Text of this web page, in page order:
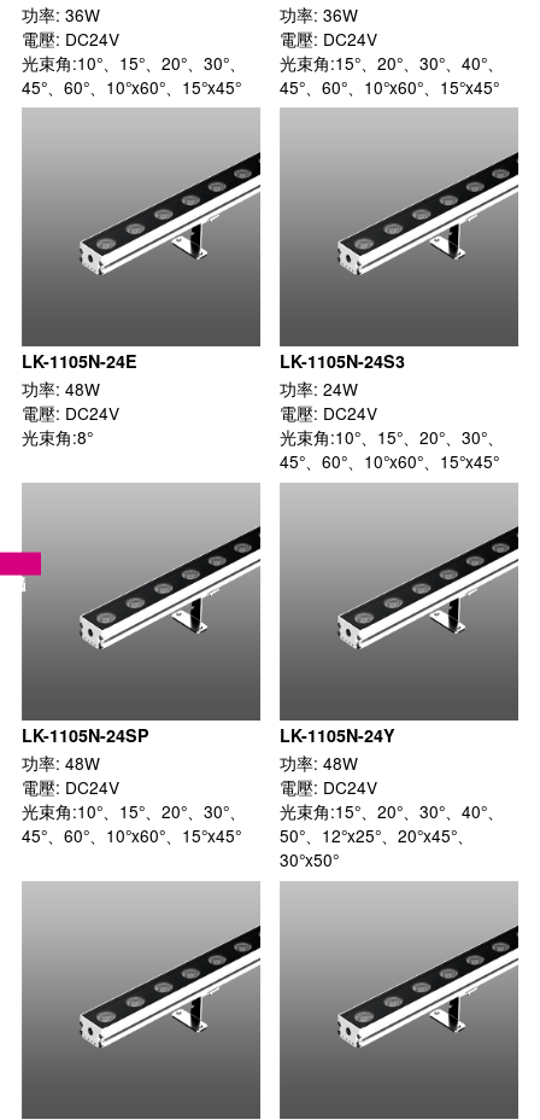
功率: 36W
電壓: DC24V
光束角:10°、15°、20°、30°、
45°、60°、10°x60°、15°x45°
功率: 36W
電壓: DC24V
光束角:15°、20°、30°、40°、
45°、60°、10°x60°、15°x45°
LK-1105N-24E
功率: 48W
電壓: DC24V
光束角:8°
LK-1105N-24S3
功率: 24W
電壓: DC24V
光束角:10°、15°、20°、30°、
45°、60°、10°x60°、15°x45°
LK-1105N-24SP
功率: 48W
電壓: DC24V
光束角:10°、15°、20°、30°、
45°、60°、10°x60°、15°x45°
LK-1105N-24Y
功率: 48W
電壓: DC24V
光束角:15°、20°、30°、40°、
50°、12°x25°、20°x45°、
30°x50°